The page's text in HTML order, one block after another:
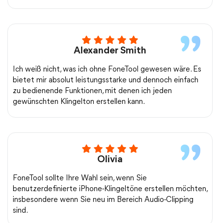
Alexander Smith
Ich weiß nicht, was ich ohne FoneTool gewesen wäre. Es
bietet mir absolut leistungsstarke und dennoch einfach
zu bedienende Funktionen, mit denen ich jeden
gewünschten Klingelton erstellen kann.
Olivia
FoneTool sollte Ihre Wahl sein, wenn Sie
benutzerdefinierte iPhone-Klingeltöne erstellen möchten,
insbesondere wenn Sie neu im Bereich Audio-Clipping
sind.